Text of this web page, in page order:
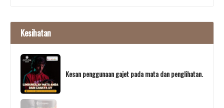
Kesihatan
Kesan penggunaan gajet pada mata dan penglihatan.